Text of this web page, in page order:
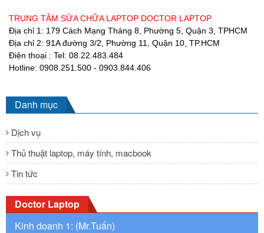
TRUNG TÂM SỬA CHỮA LAPTOP DOCTOR LAPTOP
Địa chỉ 1: 179 Cách Mạng Tháng 8, Phường 5, Quận 3, TPHCM
Địa chỉ 2: 91A đường 3/2, Phường 11, Quận 10, TP.HCM
Điện thoại : Tel: 08.22.483.484
Hotline: 0908.251.500 - 0903.844.406
Danh mục
Dịch vụ
Thủ thuật laptop, máy tính, macbook
Tin tức
Doctor Laptop
Kinh doanh 1: (Mr.Tuấn)